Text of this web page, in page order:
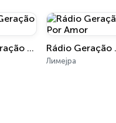
Rádio Geração Pop
Лимејра